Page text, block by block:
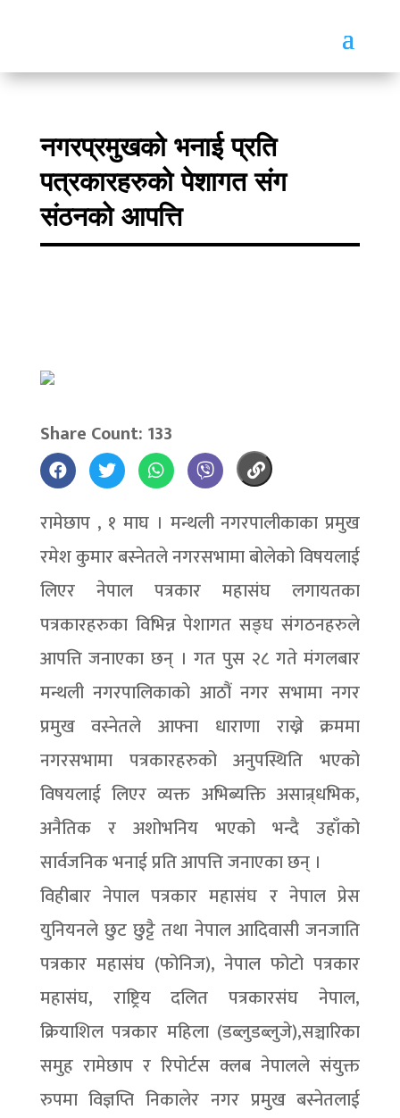
नगरप्रमुखको भनाई प्रति
पत्रकारहरुको पेशागत संग
संठनको आपत्ति
Share Count: 133
रामेछाप , १ माघ । मन्थली नगरपालीकाका प्रमुख
रमेश कुमार बस्नेतले नगरसभामा बोलेको विषयलाई
लिएर नेपाल पत्रकार महासंघ लगायतका
पत्रकारहरुका विभिन्न पेशागत सङ्घ संगठनहरुले
आपत्ति जनाएका छन् । गत पुस २८ गते मंगलबार
मन्थली नगरपालिकाको आठौं नगर सभामा नगर
प्रमुख वस्नेतले आफ्ना धाराणा राख्ने क्रममा
नगरसभामा पत्रकारहरुको अनुपस्थिति भएको
विषयलाई लिएर व्यक्त अभिब्यक्ति असान्र्धभिक,
अनैतिक र अशोभनिय भएको भन्दै उहाँको
सार्वजनिक भनाई प्रति आपत्ति जनाएका छन् ।
विहीबार नेपाल पत्रकार महासंघ र नेपाल प्रेस
युनियनले छुट छुट्टै तथा नेपाल आदिवासी जनजाति
पत्रकार महासंघ (फोनिज), नेपाल फोटो पत्रकार
महासंघ, राष्ट्रिय दलित पत्रकारसंघ नेपाल,
क्रियाशिल पत्रकार महिला (डब्लुडब्लुजे),सञ्चारिका
समुह रामेछाप र रिपोर्टस क्लब नेपालले संयुक्त
रुपमा विज्ञप्ति निकालेर नगर प्रमुख बस्नेतलाई